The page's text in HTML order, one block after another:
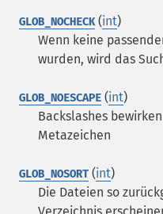
GLOB_NOCHECK(int)
Wenn keine
wurden, wird das
GLOB_NOESCAPE (int)
Backslashes
Metazeichen
GLOB_NOSORT (int)
Die Dateien so